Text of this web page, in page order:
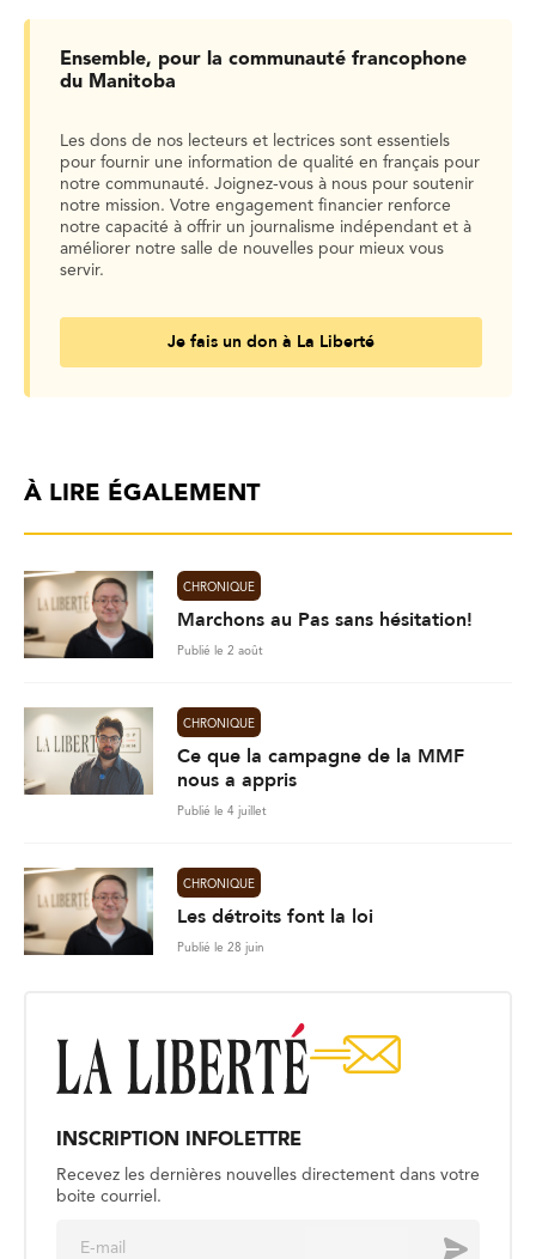
Ensemble, pour la communauté francophone
du Manitoba
Les dons de nos lecteurs et lectrices sont essentiels
pour fournir une information de qualité en français pour
notre communauté. Joignez-vous à nous pour soutenir
notre mission. Votre engagement financier renforce
notre capacité à offrir un journalisme indépendant et à
améliorer notre salle de nouvelles pour mieux vous
servir.
Je fais un don à La Liberté
À LIRE ÉGALEMENT
CHRONIQUE
Marchons au Pas sans hésitation!
Publié le 2 août
CHRONIQUE
Ce que la campagne de la MMF
nous a appris
Publié le 4 juillet
CHRONIQUE
Les détroits font la loi
Publié le 28 juin
INSCRIPTION INFOLETTRE
Recevez les dernières nouvelles directement dans votre
boite courriel.
Envoyer